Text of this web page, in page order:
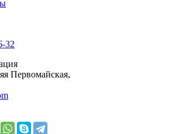
32
Первомайская,